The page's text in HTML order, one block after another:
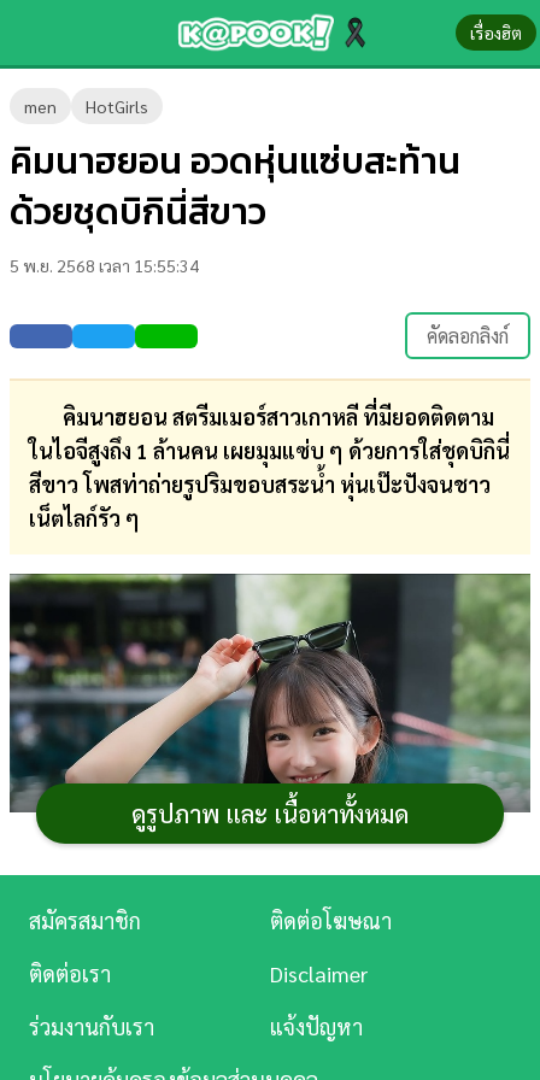
เรื่องฮิต
men HotGirls
คิมนาฮยอน อวดหุ่นแซ่บสะท้าน
ด้วยชุดบิกินี่สีขาว
5 พ.ย. 2568 เวลา 15:55:34
คัดลอกลิงก์
คิมนาฮยอน สตรีมเมอร์สาวเกาหลี ที่มียอดติดตาม
ในไอจีสูงถึง 1 ล้านคน เผยมุมแซ่บ ๆ ด้วยการใส่ชุดบิกินี่
สีขาว โพสท่าถ่ายรูปริมขอบสระน้ำ หุ่นเป๊ะปังจนชาว
เน็ตไลก์รัว ๆ
ดูรูปภาพ และ เนื้อหาทั้งหมด
ข่าว-
ความ
รู้
บันเทิง
ตรวจ
หวย
ผล
บอล
สด
การ
การ
ศึกษา
บันเทิง
ดู
Music
สมัครสมาชิก
ติดต่อโฆษณา
ติดต่อเรา
Disclaimer
ร่วมงานกับเรา
แจ้งปัญหา